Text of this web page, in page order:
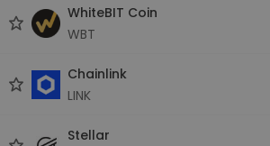
WhiteBIT Coin
WBT
Chainlink
LINK
Stellar